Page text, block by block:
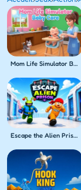
Mom Life Simulator Baby Care
Escape the Alien Prison